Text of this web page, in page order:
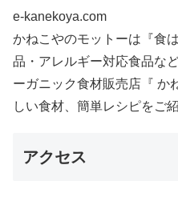
e-kanekoya.com
かねこやのモットーは『食
品・アレルギー対応食品な
ーガニック食材販売店『 か
しい食材、簡単レシピをご
アクセス